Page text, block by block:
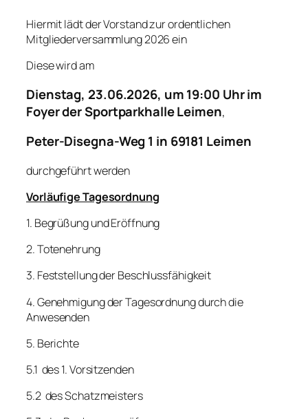
Hiermit lädt der Vorstand zur ordentlichen
Mitgliederversammlung 2026 ein
Diese wird am
Dienstag, 23.06.2026, um 19:00 Uhr im
Foyer der Sportparkhalle Leimen,
Peter-Disegna-Weg 1 in 69181 Leimen
durchgeführt werden
Vorläufige Tagesordnung
1. Begrüßung und Eröffnung
2. Totenehrung
3. Feststellung der Beschlussfähigkeit
4. Genehmigung der Tagesordnung durch die
Anwesenden
5. Berichte
5.1 des 1. Vorsitzenden
5.2 des Schatzmeisters